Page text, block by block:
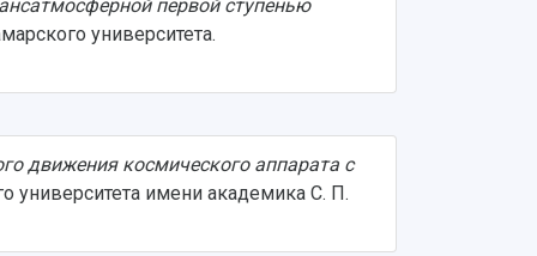
первой ступенью
университета.
движения космического аппарата с
университета имени академика С. П.